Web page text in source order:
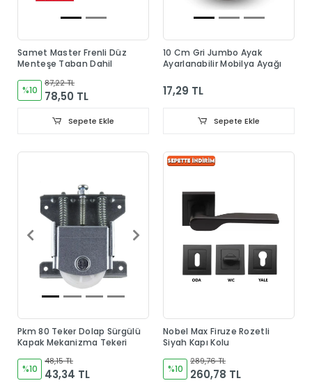
Samet Master Frenli Düz
Menteşe Taban Dahil
%10
87,22 TL
78,50 TL
Sepete Ekle
10 Cm Gri Jumbo Ayak
Ayarlanabilir Mobilya Ayağı
17,29 TL
Sepete Ekle
Pkm 80 Teker Dolap Sürgülü
Kapak Mekanizma Tekeri
%10
48,15 TL
43,34 TL
Nobel Max Firuze Rozetli
Siyah Kapı Kolu
%10
289,76 TL
260,78 TL